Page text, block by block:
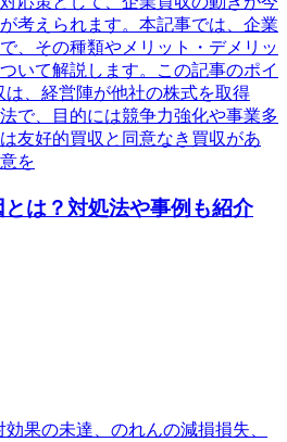
考えられます。本記事では、企業
、その種類やメリット・デメリッ
いて解説します。この記事のポイ
、経営陣が他社の株式を取得
で、目的には競争力強化や事業多
友好的買収と同意なき買収があ
を
は？対処法や事例も紹介
果の未達、のれんの減損損失、